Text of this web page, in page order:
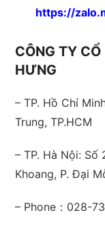
https://
CÔNG TY
HƯNG
– TP. Hồ Chí
Trung, TP.HCM
– TP. Hà Nội: Số
Khoang, P. Đại
– Phone：028-